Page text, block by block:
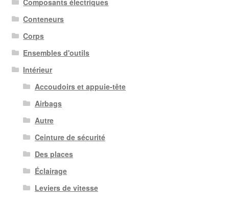
Composants électriques
Conteneurs
Corps
Ensembles d'outils
Intérieur
Accoudoirs et appuie-tête
Airbags
Autre
Ceinture de sécurité
Des places
Éclairage
Leviers de vitesse